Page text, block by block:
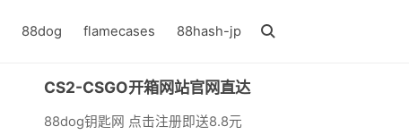
88dog flamecases 88hash-jp
CS2-CSGO开箱网站官网直达
88dog钥匙网 点击注册即送8.8元